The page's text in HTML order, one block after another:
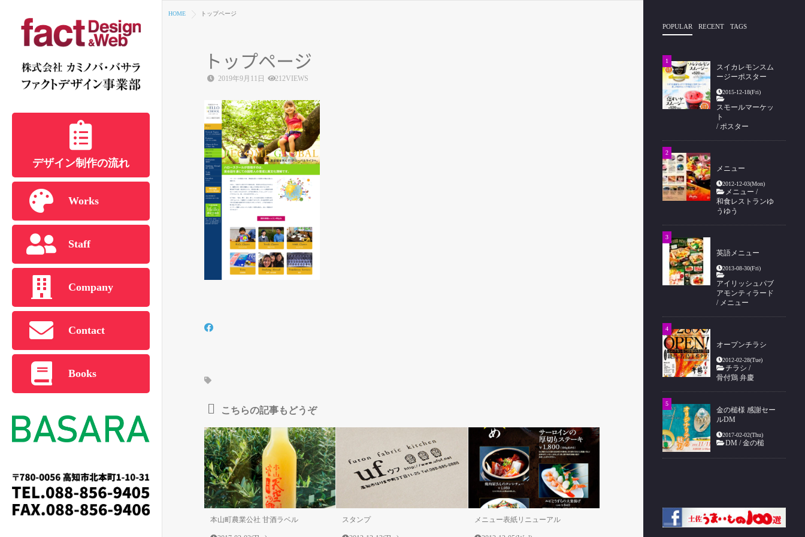
デザイン制作の流れ
Works
Staff
Company
Contact
Books
HOME トップページ
トップページ
2019年9月11日 212VIEWS
こちらの記事もどうぞ
本山町農業公社 甘酒ラベル スタンプ メニュー表紙リニューアル
POPULAR RECENT TAGS
スイカレモンスム
ージーポスター
2015-12-18(Fri)
スモールマーケッ
ト
/ポスター
メニュー
2012-12-03(Mon)
メニュー /
和食レストランゆ
うゆう
英語メニュー
2013-08-30(Fri)
アイリッシュパブ
アモンティラード
/ メニュー
オープンチラシ
2012-02-28(Tue)
チラシ /
骨付鶏 弁慶
金の槌様 感謝セー
ルDM
2017-02-02(Thu)
DM /金の槌